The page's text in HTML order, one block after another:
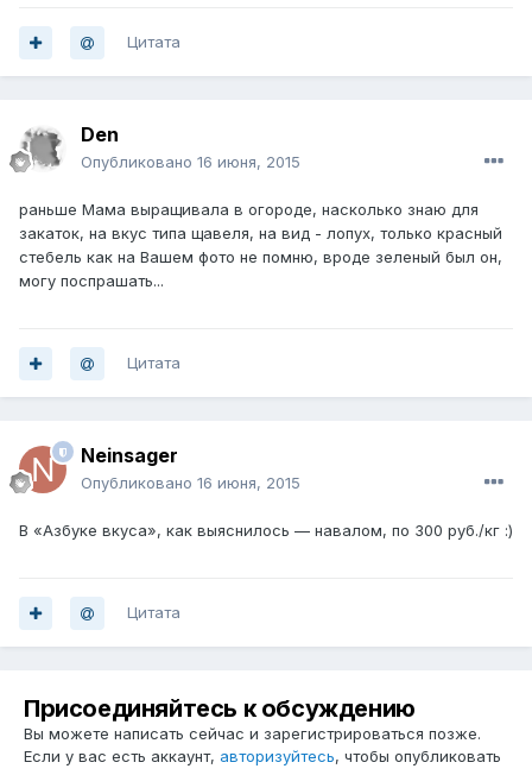
Цитата
Den
Опубликовано 16 июня, 2015
раньше Мама выращивала в огороде, насколько знаю для
закаток, на вкус типа щавеля, на вид - лопух, только красный
стебель как на Вашем фото не помню, вроде зеленый был он,
могу поспрашать...
Цитата
Neinsager
Опубликовано 16 июня, 2015
В «Азбуке вкуса», как выяснилось — навалом, по 300 руб./кг :)
Цитата
Присоединяйтесь к обсуждению
Вы можете написать сейчас и зарегистрироваться позже.
Если у вас есть аккаунт, авторизуйтесь, чтобы опубликовать